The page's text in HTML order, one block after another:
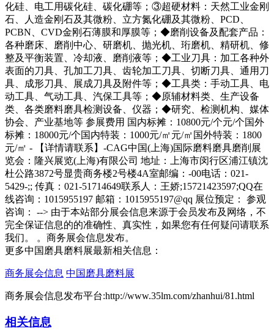
化硅、电工用碳化硅、碳化硼等；③超硬材料：天然工业金刚
石、人造金刚石及其微粉、立方氮化硼及其微粉、PCD、
PCBN、CVD金刚石薄膜和厚膜等；◆磨削设备及配套产品：
各种磨床、磨削中心、研磨机、抛光机、珩磨机、精研机、修
整及平衡装置、冷却液、磨削液等；◆工业刀具：加工各种外
表面的刀具、孔加工刀具、齿轮加工刀具、切断刀具、通用刀
具、成形刀具、展成刀具及附件等；◆工具类：手动工具、电
动工具、气动工具、汽保工具等；◆原辅材料类、生产设备
类、各类磨料磨具检测设备、仪器；◆研究、检测机构、媒体
协会、产业基地等 参展费用 国内标摊：10800元/个元/个国外
标摊：18000元/个国内特装：1000元/㎡元/㎡国外特装：1800
元/㎡ - 【详情请联系】-CAG中国(上海)国际磨料磨具磨削展
览会：隆兴展览(上海)有限公司 地址：上海市闵行区浦江镇沈
杜公路3872号显贵商务楼2号楼4A室邮编：-00电话：021-
5429-;; 传真：021-51714649联系人：王娇;15721423597;QQ在
线咨询：1015955197 邮箱：1015955197@qq 展位预定： 参观
咨询： --> 由于本站部分展会信息来源于会员发布及网络，不
完全保证信息的的准确性、真实性，如果您有任何疑问请联系
我们。 。商务展会信息发布。
更多中国磨具磨料展最新相关信息：
商务展会信息 中国磨具磨料展
商务展会信息发布平台:http://www.35lm.com/zhanhui/81.html
相关信息